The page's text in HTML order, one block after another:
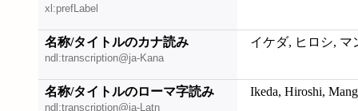
xl:prefLabel
名称/タイトルのカナ読み
ndl:transcription@ja-Kana
イケダ, ヒロシ, マ
名称/タイトルのローマ字読み
ndl:transcription@ja-Latn
Ikeda, Hiroshi,